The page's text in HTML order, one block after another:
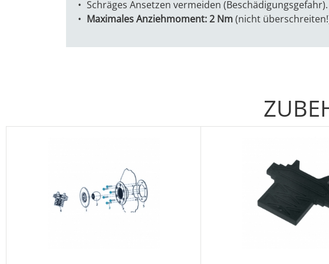
Schräges Ansetzen vermeiden (Beschädigungsgefahr).
Maximales Anziehmoment: 2 Nm(nicht